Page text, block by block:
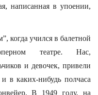
написанная в упоении,
когда учился в балетной
театре. Нас,
и девочек, привели
в каких-нибудь полчаса
В 1949 году, на